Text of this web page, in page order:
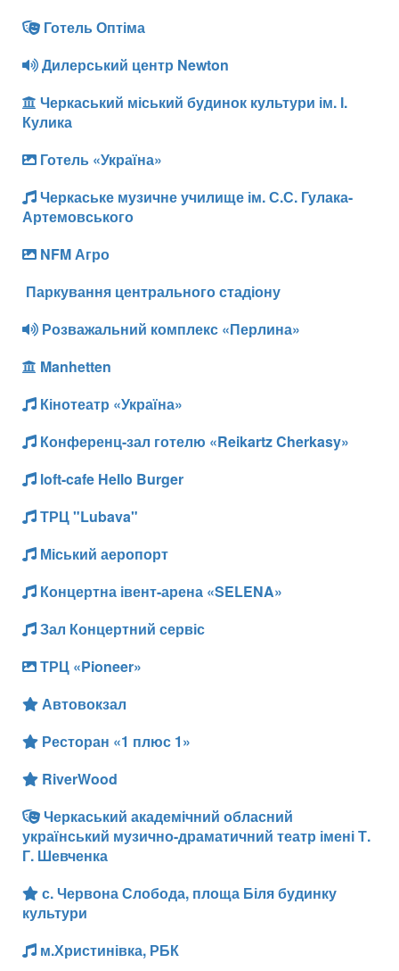
Готель Оптіма
Дилерський центр Newton
Черкаський міський будинок культури ім. І.
Кулика
Готель «Україна»
Черкаське музичне училище ім. С.С. Гулака-
Артемовського
NFM Агро
Паркування центрального стадіону
Розважальний комплекс «Перлина»
Manhetten
Кінотеатр «Україна»
Конференц-зал готелю «Reikartz Cherkasy»
loft-cafe Hello Burger
ТРЦ "Lubava"
Міський аеропорт
Концертна івент-арена «SELENA»
Зал Концертний сервіс
ТРЦ «Pioneer»
Автовокзал
Ресторан «1 плюс 1»
RiverWood
Черкаський академічний обласний
український музично-драматичний театр імені Т.
Г. Шевченка
с. Червона Слобода, площа Біля будинку
культури
м.Христинівка, РБК